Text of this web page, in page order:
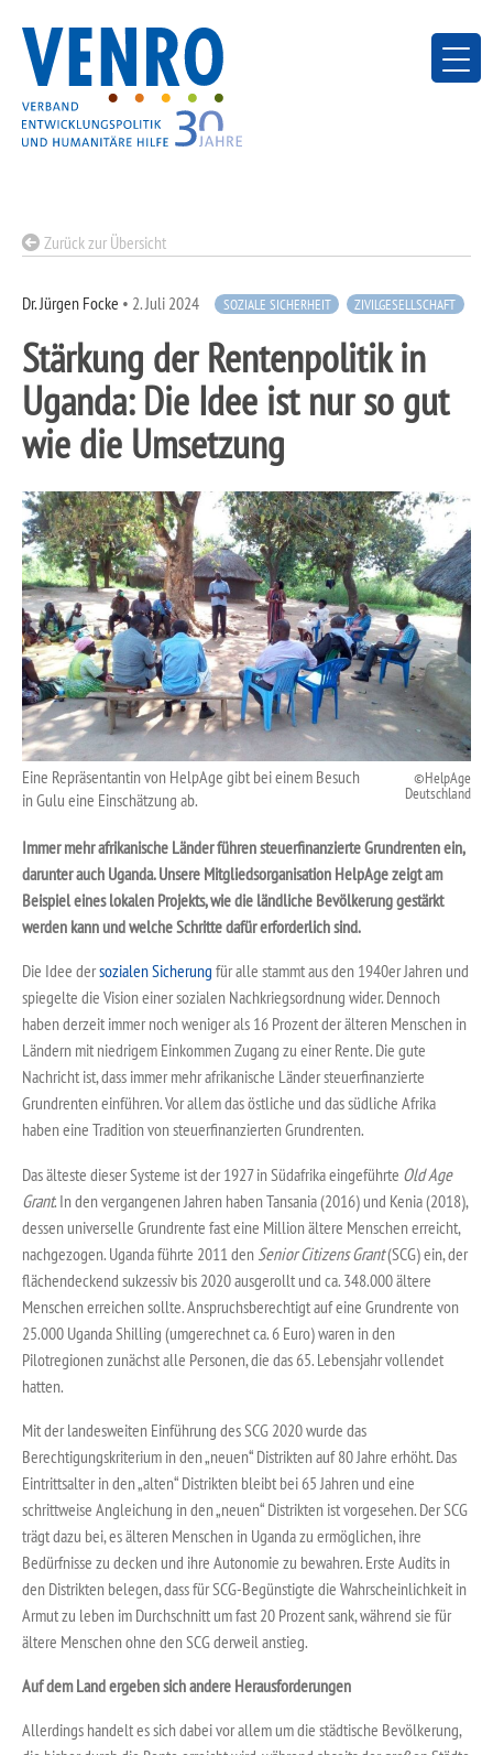
content
Zurück zur Übersicht
SOZIALE SICHERHEIT ZIVILGESELLSCHAFT
Dr. Jürgen Focke • 2. Juli 2024
Stärkung der Rentenpolitik in
Uganda: Die Idee ist nur so gut
wie die Umsetzung
Eine Repräsentantin von HelpAge gibt bei einem Besuch
in Gulu eine Einschätzung ab.
HelpAge
Deutschland
Immer mehr afrikanische Länder führen steuerfinanzierte Grundrenten ein,
darunter auch Uganda. Unsere Mitgliedsorganisation HelpAge zeigt am
Beispiel eines lokalen Projekts, wie die ländliche Bevölkerung gestärkt
werden kann und welche Schritte dafür erforderlich sind.
Die Idee dersozialen Sicherung für alle stammt aus den 1940er Jahren und
spiegelte die Vision einer sozialen Nachkriegsordnung wider. Dennoch
haben derzeit immer noch weniger als 16 Prozent der älteren Menschen in
Ländern mit niedrigem Einkommen Zugang zu einer Rente. Die gute
Nachricht ist, dass immer mehr afrikanische Länder steuerfinanzierte
Grundrenten einführen. Vor allem das östliche und das südliche Afrika
haben eine Tradition von steuerfinanzierten Grundrenten.
Das älteste dieser Systeme ist der 1927 in Südafrika eingeführte Old Age
Grant. In den vergangenen Jahren haben Tansania (2016) und Kenia (2018),
dessen universelle Grundrente fast eine Million ältere Menschen erreicht,
nachgezogen. Uganda führte 2011 den Senior Citizens Grant(SCG) ein, der
flächendeckend sukzessiv bis 2020 ausgerollt und ca. 348.000 ältere
Menschen erreichen sollte. Anspruchsberechtigt auf eine Grundrente von
25.000 Uganda Shilling (umgerechnet ca. 6 Euro) waren in den
Pilotregionen zunächst alle Personen, die das 65. Lebensjahr vollendet
hatten.
Mit der landesweiten Einführung des SCG 2020 wurde das
Berechtigungskriterium in den „neuen“ Distrikten auf 80 Jahre erhöht. Das
Eintrittsalter in den „alten“ Distrikten bleibt bei 65 Jahren und eine
schrittweise Angleichung in den „neuen“ Distrikten ist vorgesehen. Der SCG
trägt dazu bei, es älteren Menschen in Uganda zu ermöglichen, ihre
Bedürfnisse zu decken und ihre Autonomie zu bewahren. Erste Audits in
den Distrikten belegen, dass für SCG-Begünstigte die Wahrscheinlichkeit in
Armut zu leben im Durchschnitt um fast 20 Prozent sank, während sie für
ältere Menschen ohne den SCG derweil anstieg.
Auf dem Land ergeben sich andere Herausforderungen
Allerdings handelt es sich dabei vor allem um die städtische Bevölkerung,